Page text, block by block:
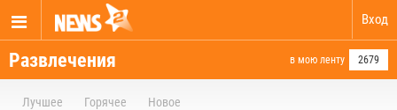
Вход
Развлечения в мою ленту 2679
Лучшее Горячее Новое